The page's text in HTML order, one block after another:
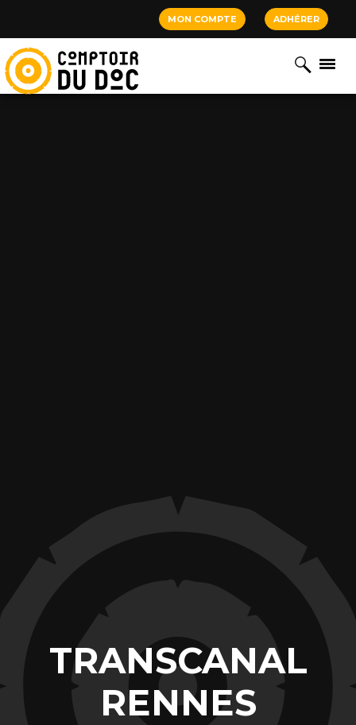
MON COMPTE ADHÉRER
TRANSCANAL
RENNES
Cookies management panel